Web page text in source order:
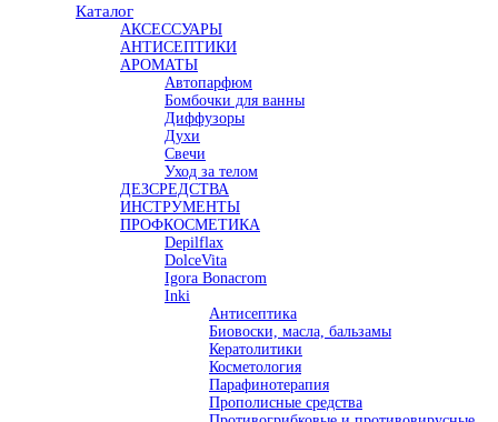
Каталог
АКСЕССУАРЫ
АНТИСЕПТИКИ
АРОМАТЫ
Автопарфюм
Бомбочки для ванны
Диффузоры
Духи
Свечи
Уход за телом
ДЕЗСРЕДСТВА
ИНСТРУМЕНТЫ
ПРОФКОСМЕТИКА
Depilflax
DolceVita
Igora Bonacrom
Inki
Антисептика
Биовоски, масла, бальзамы
Кератолитики
Косметология
Парафинотерапия
Прополисные средства